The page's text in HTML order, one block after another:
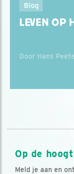
Blog
LEVEN OP
Door Hans
Op de
Meld je aan en